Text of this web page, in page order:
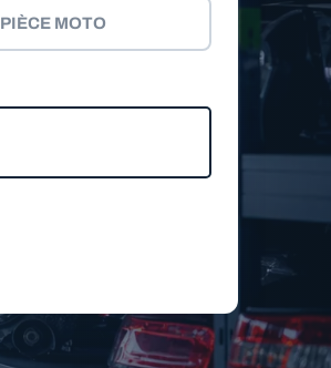
PIÈCE MOTO